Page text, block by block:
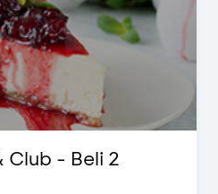
50% Makanan &